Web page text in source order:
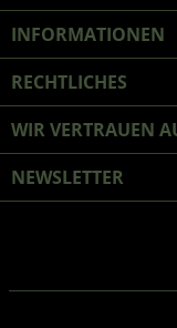
INFORMATIONEN
RECHTLICHES
WIR VERTRAUEN
NEWSLETTER